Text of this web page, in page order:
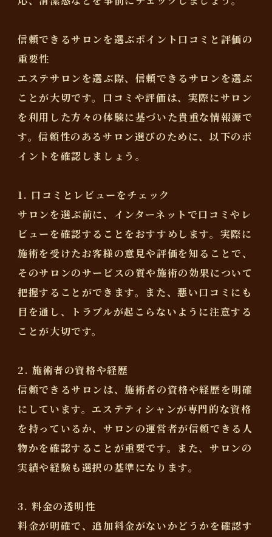
信頼できるサロンを選ぶポイント口コミと評価の
重要性
エステサロンを選ぶ際、信頼できるサロンを選ぶ
ことが大切です。口コミや評価は、実際にサロン
を利用した方々の体験に基づいた貴重な情報源で
す。信頼性のあるサロン選びのために、以下のポ
イントを確認しましょう。
1. 口コミとレビューをチェック
サロンを選ぶ前に、インターネットで口コミやレ
ビューを確認することをおすすめします。実際に
施術を受けたお客様の意見や評価を知ることで、
そのサロンのサービスの質や施術の効果について
把握することができます。また、悪い口コミにも
目を通し、トラブルが起こらないように注意する
ことが大切です。
2. 施術者の資格や経歴
信頼できるサロンは、施術者の資格や経歴を明確
にしています。エステティシャンが専門的な資格
を持っているか、サロンの運営者が信頼できる人
物かを確認することが重要です。また、サロンの
実績や経験も選択の基準になります。
3. 料金の透明性
料金が明確で、追加料金がないかどうかを確認す